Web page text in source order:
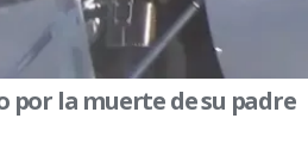
por la muerte de su padre